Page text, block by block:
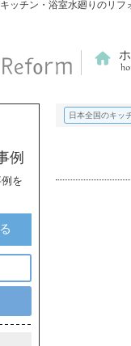
ッチン・浴室水廻りのリフ
日本全国のキッ
例
を